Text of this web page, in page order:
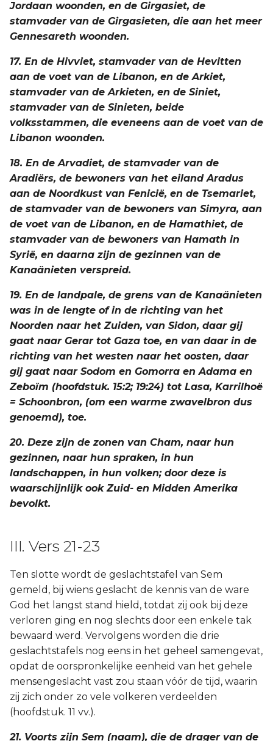
Jordaan woonden, en de Girgasiet, de
stamvader van de Girgasieten, die aan het meer
Gennesareth woonden.
17. En de Hivviet, stamvader van de Hevitten
aan de voet van de Libanon, en de Arkiet,
stamvader van de Arkieten, en de Siniet,
stamvader van de Sinieten, beide
volksstammen, die eveneens aan de voet van de
Libanon woonden.
18. En de Arvadiet, de stamvader van de
Aradiërs, de bewoners van het eiland Aradus
aan de Noordkust van Fenicië, en de Tsemariet,
de stamvader van de bewoners van Simyra, aan
de voet van de Libanon, en de Hamathiet, de
stamvader van de bewoners van Hamath in
Syrië, en daarna zijn de gezinnen van de
Kanaänieten verspreid.
19. En de landpale, de grens van de Kanaänieten
was in de lengte of in de richting van het
Noorden naar het Zuiden, van Sidon, daar gij
gaat naar Gerar tot Gaza toe, en van daar in de
richting van het westen naar het oosten, daar
gij gaat naar Sodom en Gomorra en Adama en
Zeboïm (hoofdstuk. 15:2; 19:24) tot Lasa, Karrilhoë
= Schoonbron, (om een warme zwavelbron dus
genoemd), toe.
20. Deze zijn de zonen van Cham, naar hun
gezinnen, naar hun spraken, in hun
landschappen, in hun volken; door deze is
waarschijnlijk ook Zuid- en Midden Amerika
bevolkt.
III. Vers 21-23
Ten slotte wordt de geslachtstafel van Sem
gemeld, bij wiens geslacht de kennis van de ware
God het langst stand hield, totdat zij ook bij deze
verloren ging en nog slechts door een enkele tak
bewaard werd. Vervolgens worden die drie
geslachtstafels nog eens in het geheel samengevat,
opdat de oorspronkelijke eenheid van het gehele
mensengeslacht vast zou staan vóór de tijd, waarin
zij zich onder zo vele volkeren verdeelden
(hoofdstuk. 11 vv.).
21. Voorts zijn Sem (naam), die de drager van de